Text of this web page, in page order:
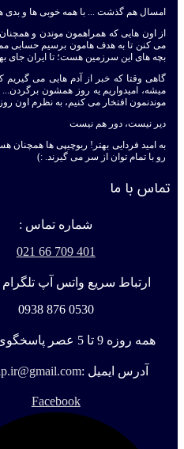
امسال هم گذشت ... با همه خوبی ها و بدی
از اون هایی که همراهمون موندن و
می کنن تا به هدف هامون برسیم حسابی
بچه های این سرزمین هست؛ تا ایران جای
گاهی وقتا که خبر از آدم هایی می
میشه، امیدواریم یه روز همشون
موندنمون افتخار می کنیم، به نظرم اون
دیر نیست، دور هم نیست
رو با تمام توان از سر می گیرند. :)
تماس با ما
شماره تماس :
401 709 66 021
ارتباط سریع واتس آپ تلگرام
0530 876 0938
همه روزه 9 تا 5 عصر پاسخگوی شمائیم
آدرس ایمیل :
Facebook